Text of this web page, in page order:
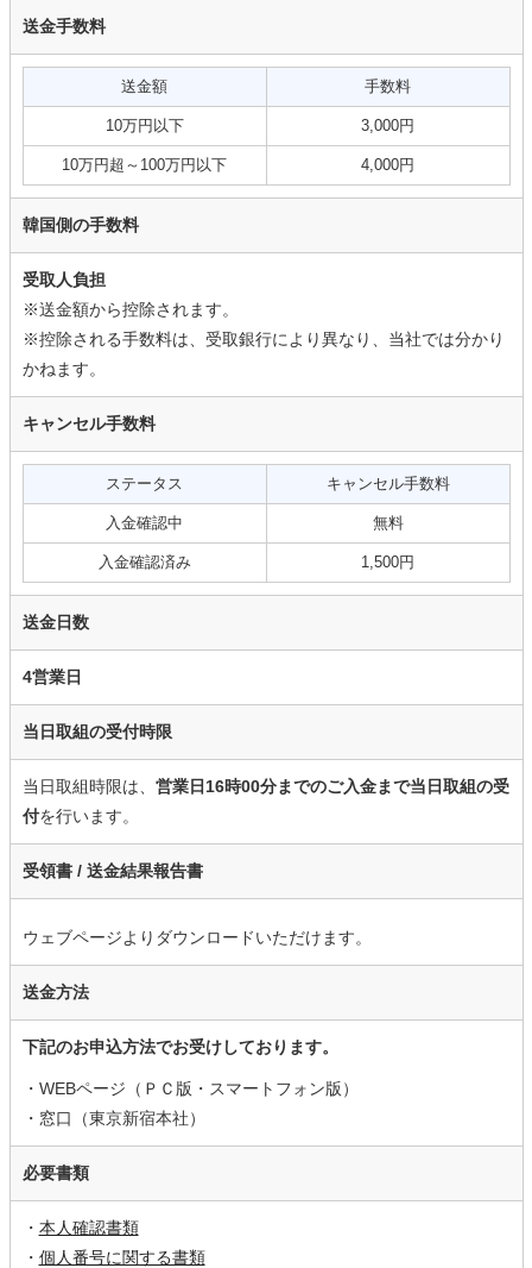
送金手数料
送金額 手数料
10万円以下 3,000円
10万円超～100万円以下 4,000円
韓国側の手数料
受取人負担
※送金額から控除されます。
※控除される手数料は、受取銀行により異なり、当社では分かり
かねます。
キャンセル手数料
ステータス キャンセル手数料
入金確認中 無料
入金確認済み 1,500円
送金日数
4営業日
当日取組の受付時限
当日取組時限は、 営業日16時00分までのご入金まで当日取組の受
付を行います。
受領書 /送金結果報告書
ウェブページよりダウンロードいただけます。
送金方法
下記のお申込方法でお受けしております。
・WEBページ（ＰＣ版・スマートフォン版）
・窓口（東京新宿本社）
必要書類
・ 本人確認書類
・ 個人番号に関する書類